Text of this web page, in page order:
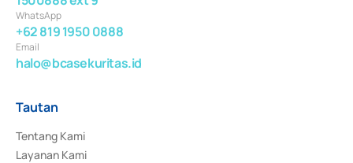
WhatsApp
+62 819 1950 0888
Email
halo@bcasekuritas.id
Tautan
Tentang Kami
Layanan Kami